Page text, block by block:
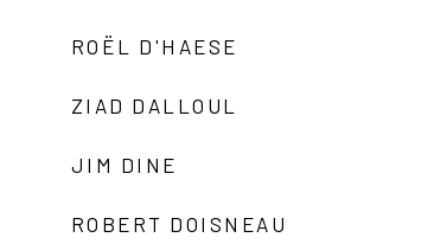
ROËL D'HAESE
ZIAD DALLOUL
JIM DINE
ROBERT DOISNEAU